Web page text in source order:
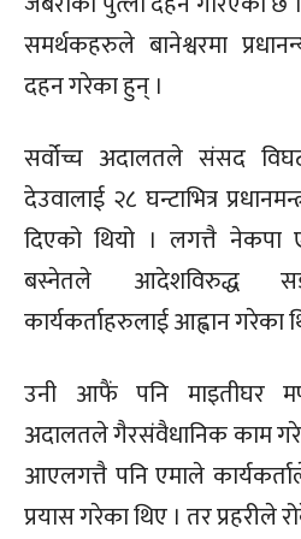
समर्थकहरुले बानेश्वरमा
दहन गरेका हुन् ।
सर्वोच्च अदालतले संसद
देउवालाई २८ घन्टाभित्र
दिएको थियो । लगत्तै
बस्नेतले आदेशविरुद्ध
कार्यकर्ताहरुलाई आह्वान गरेका
उनी आफैं पनि माइतीघर
अदालतले गैरसंवैधानिक काम
आएलगत्तै पनि एमाले
प्रयास गरेका थिए । तर प्रहरीले